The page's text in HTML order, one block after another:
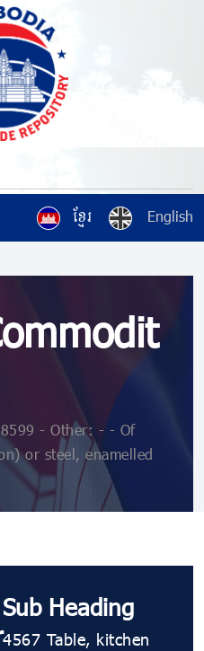
ខ្មែរ English
- Other: - - Of
or steel, enamelled
Sub Heading
4567 Table, kitchen